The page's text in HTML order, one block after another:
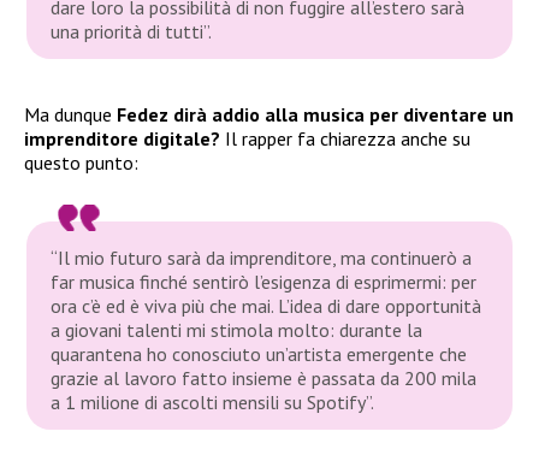
dare loro la possibilità di non fuggire all’estero sarà
una priorità di tutti”.
Ma dunque Fedez dirà addio alla musica per diventare un
imprenditore digitale? Il rapper fa chiarezza anche su
questo punto:
“Il mio futuro sarà da imprenditore, ma continuerò a
far musica finché sentirò l’esigenza di esprimermi: per
ora c’è ed è viva più che mai. L’idea di dare opportunità
a giovani talenti mi stimola molto: durante la
quarantena ho conosciuto un’artista emergente che
grazie al lavoro fatto insieme è passata da 200 mila
a 1 milione di ascolti mensili su Spotify”.